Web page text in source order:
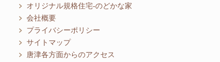
オリジナル規格住宅-のどかな家
会社概要
プライバシーポリシー
サイトマップ
唐津各方面からのアクセス